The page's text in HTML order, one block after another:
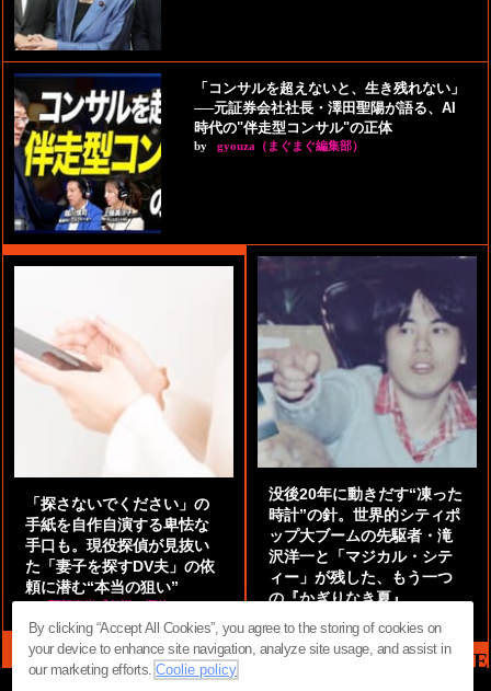
「コンサルを超えないと、生き残れない」
──元証券会社社長・澤田聖陽が語る、AI
時代の"伴走型コンサル"の正体
by gyouza（まぐまぐ編集部）
「探さないでください」の
手紙を自作自演する卑怯な
手口も。現役探偵が見抜い
た「妻子を探すDV夫」の依
頼に潜む“本当の狙い”
没後20年に動きだす“凍った
時計”の針。世界的シティポ
ップ大ブームの先駆者・滝
沢洋一と「マジカル・シテ
ィー」が残した、もう一つ
の『かぎりなき夏』
MAG2 NEWS HEADLINE
By clicking “Accept All Cookies”, you agree to the storing of cookies on
your device to enhance site navigation, analyze site usage, and assist in
our marketing efforts.Coolie policy